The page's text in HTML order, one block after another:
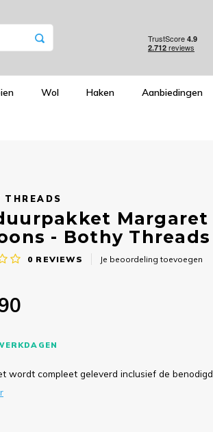
Wol Haken Aanbiedingen
THREADS
- Bothy Threads
0 REVIEWS Je beoordeling toevoegen
wordt compleet geleverd inclusief de